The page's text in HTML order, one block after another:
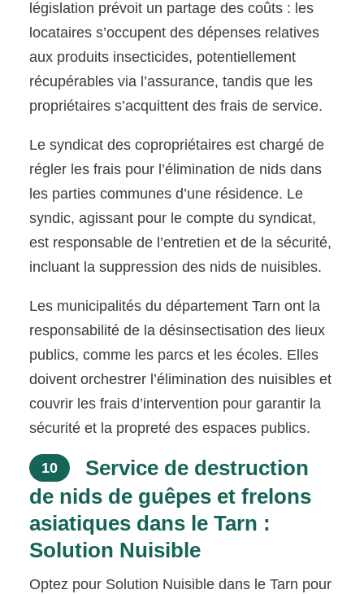
législation prévoit un partage des coûts : les
locataires s’occupent des dépenses relatives
aux produits insecticides, potentiellement
récupérables via l’assurance, tandis que les
propriétaires s’acquittent des frais de service.
Le syndicat des copropriétaires est chargé de
régler les frais pour l’élimination de nids dans
les parties communes d’une résidence. Le
syndic, agissant pour le compte du syndicat,
est responsable de l’entretien et de la sécurité,
incluant la suppression des nids de nuisibles.
Les municipalités du département Tarn ont la
responsabilité de la désinsectisation des lieux
publics, comme les parcs et les écoles. Elles
doivent orchestrer l’élimination des nuisibles et
couvrir les frais d’intervention pour garantir la
sécurité et la propreté des espaces publics.
10
Service de destruction
de nids de guêpes et frelons
asiatiques dans le Tarn :
Solution Nuisible
Optez pour Solution Nuisible dans le Tarn pour